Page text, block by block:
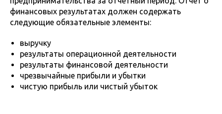
финансовых результатах должен содержать
следующие обязательные элементы:
выручку
результаты операционной деятельности
результаты финансовой деятельности
чрезвычайные прибыли и убытки
чистую прибыль или чистый убыток